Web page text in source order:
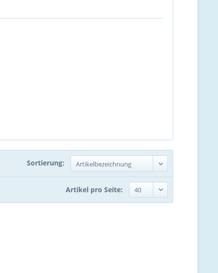
Sortierung:
Artikel pro Seite: